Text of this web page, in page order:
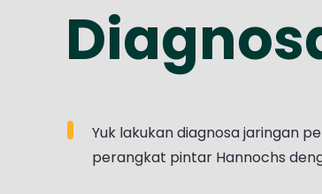
Yuk lakukan diagnosa jaringan
perangkat pintar Hannochs